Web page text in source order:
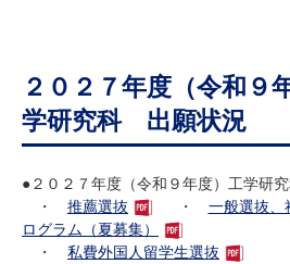
研究・産学官連携
社会連携
国際交流
研究・教員Navi
２０２７年度（令和９
学研究科 出願状況
●２０２７年度（令和９年度）工学研究
・ 推薦選抜 ・ 一般選抜、
ログラム（夏募集）
・ 私費外国人留学生選抜